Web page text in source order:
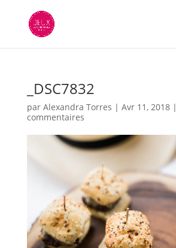
_DSC7832
par Alexandra Torres | Avr 11, 2018|
commentaires